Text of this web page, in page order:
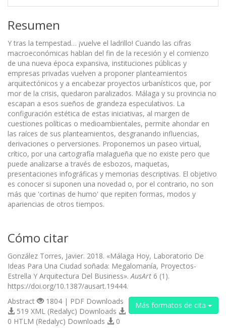
Resumen
Y tras la tempestad… ¡vuelve el ladrillo! Cuando las cifras
macroeconómicas hablan del fin de la recesión y el comienzo
de una nueva época expansiva, instituciones públicas y
empresas privadas vuelven a proponer planteamientos
arquitectónicos y a encabezar proyectos urbanísticos que, por
mor de la crisis, quedaron paralizados. Málaga y su provincia no
escapan a esos sueños de grandeza especulativos. La
configuración estética de estas iniciativas, al margen de
cuestiones políticas o medioambientales, permite ahondar en
las raíces de sus planteamientos, desgranando influencias,
derivaciones o perversiones. Proponemos un paseo virtual,
crítico, por una cartografía malagueña que no existe pero que
puede analizarse a través de esbozos, maquetas,
presentaciones infográficas y memorias descriptivas. El objetivo
es conocer si suponen una novedad o, por el contrario, no son
más que 'cortinas de humo' que repiten formas, modos y
apariencias de otros tiempos.
Cómo citar
González Torres, Javier. 2018. «Málaga Hoy, Laboratorio De
Ideas Para Una Ciudad soñada: Megalomanía, Proyectos-
Estrella Y Arquitectura Del Business». AusArt 6 (1).
https://doi.org/10.1387/ausart.19444.
Más formatos de cita
Abstract
1804 | PDF Downloads
519 XML (Redalyc) Downloads
0 HTLM (Redalyc) Downloads
0